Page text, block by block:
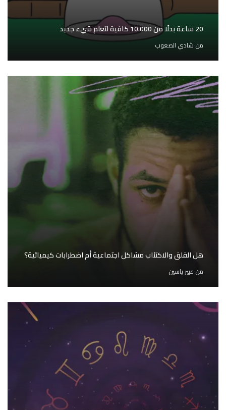
20 ساعة بدلًا من 10.000 كافية لتعلم شيء جديد
من شادي الصعوب
هل القلق والاكتئاب مشاكل اجتماعية أم اضطرابات كيميائية؟
من عبير ياسين